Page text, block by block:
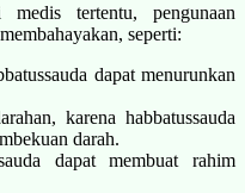
tertentu, pengunaan
seperti:
dapat menurunkan
karena habbatussauda
darah.
dapatmembuat rahim